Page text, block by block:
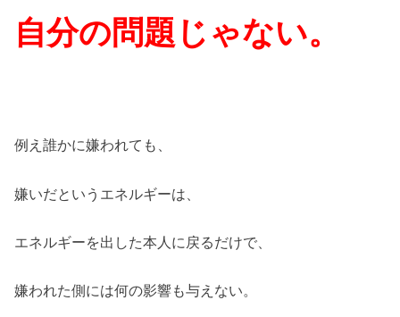
自分の問題じゃない。
例え誰かに嫌われても、
嫌いだというエネルギーは、
エネルギーを出した本人に戻るだけで、
嫌われた側には何の影響も与えない。